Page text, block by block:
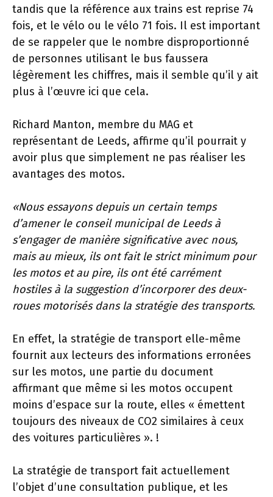
tandis que la référence aux trains est reprise 74
fois, et le vélo ou le vélo 71 fois. Il est important
de se rappeler que le nombre disproportionné
de personnes utilisant le bus faussera
légèrement les chiffres, mais il semble qu’il y ait
plus à l’œuvre ici que cela.
Richard Manton, membre du MAG et
représentant de Leeds, affirme qu’il pourrait y
avoir plus que simplement ne pas réaliser les
avantages des motos.
«Nous essayons depuis un certain temps
d’amener le conseil municipal de Leeds à
s’engager de manière significative avec nous,
mais au mieux, ils ont fait le strict minimum pour
les motos et au pire, ils ont été carrément
hostiles à la suggestion d’incorporer des deux-
roues motorisés dans la stratégie des transports.
En effet, la stratégie de transport elle-même
fournit aux lecteurs des informations erronées
sur les motos, une partie du document
affirmant que même si les motos occupent
moins d’espace sur la route, elles « émettent
toujours des niveaux de CO2 similaires à ceux
des voitures particulières ». !
La stratégie de transport fait actuellement
l’objet d’une consultation publique, et les